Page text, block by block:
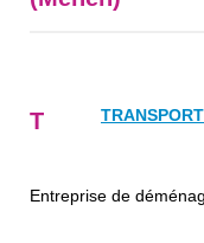
T
Entreprise de